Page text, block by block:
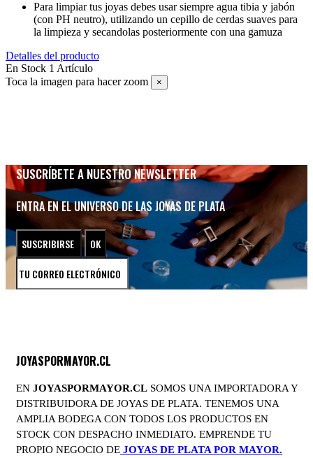
Para limpiar tus joyas debes usar siempre agua tibia y jabón
(con PH neutro), utilizando un cepillo de cerdas suaves para
la limpieza y secandolas posteriormente con una gamuza
Detalles del producto
En Stock 1 Artículo
Toca la imagen para hacer zoom
×
SUSCRÍBETE A NUESTRO NEWSLETTER
ENTRA EN EL UNIVERSO DE LAS JOYAS DE PLATA
JOYASPORMAYOR.CL
EN JOYASPORMAYOR.CL SOMOS UNA IMPORTADORA Y
DISTRIBUIDORA DE JOYAS DE PLATA. TENEMOS UNA
AMPLIA BODEGA CON TODOS LOS PRODUCTOS EN
STOCK CON DESPACHO INMEDIATO. EMPRENDE TU
PROPIO NEGOCIO DE JOYAS DE PLATA POR MAYOR.